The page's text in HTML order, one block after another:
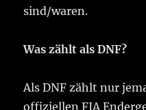
sind/waren.
Was zählt als DNF?
Als DNF zählt nur
offiziellen FIA